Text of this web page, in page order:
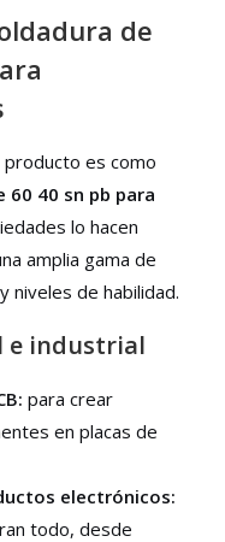
de
producto es como
60 40 sn pb para
lo hacen
amplia gama de
niveles de habilidad.
e industrial
para crear
en placas de
electrónicos:
todo, desde